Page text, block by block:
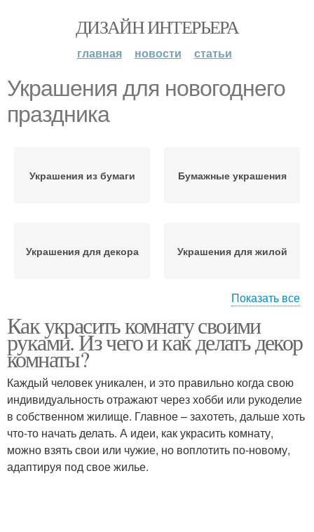
ДИЗАЙН ИНТЕРЬЕРА
главная новости статьи
Украшения для новогоднего
праздника
Украшения из бумаги Бумажные украшения
Украшения для декора Украшения для жилой
украшениях
Показать все
Как украсить комнату своими
руками. Из чего и как делать декор
комнаты?
Каждый человек уникален, и это правильно когда свою
индивидуальность отражают через хобби или рукоделие
в собственном жилище. Главное – захотеть, дальше хоть
что-то начать делать. А идеи, как украсить комнату,
можно взять свои или чужие, но воплотить по-новому,
адаптируя под свое жилье.